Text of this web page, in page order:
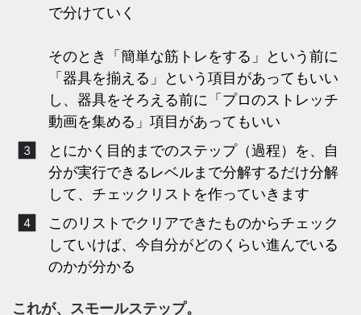
で分けていく
そのとき「簡単な筋トレをする」という前に
「器具を揃える」という項目があってもいい
し、器具をそろえる前に「プロのストレッチ
動画を集める」項目があってもいい
とにかく目的までのステップ（過程）を、自
分が実行できるレベルまで分解するだけ分解
して、チェックリストを作っていきます
このリストでクリアできたものからチェック
していけば、今自分がどのくらい進んでいる
のかが分かる
これが、スモールステップ。